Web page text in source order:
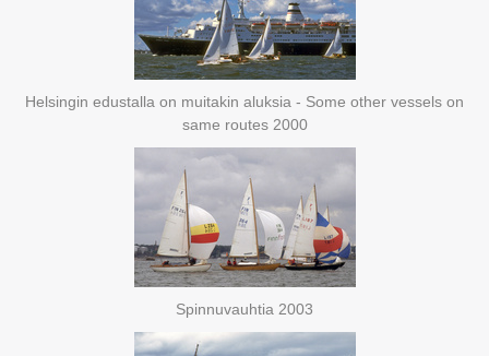
Helsingin edustalla on muitakin aluksia - Some other vessels on
same routes 2000
Spinnuvauhtia 2003